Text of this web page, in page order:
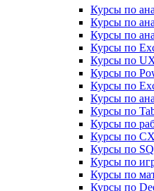
Курсы по
Курсы по
Курсы по
Курсы по
Курсы по
Курсы по
Курсы по
Курсы по
Курсы по
Курсы по
Курсы по
Курсы по
Курсы по
Курсы по
Курсы по